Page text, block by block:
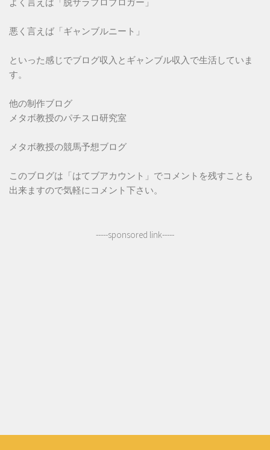
悪く言えば「ギャンブルニート」
といった感じでブログ収入とギャンブル収入で生活していま
す。
他の制作ブログ
メタボ教授のパチスロ研究室
メタボ教授の競馬予想ブログ
このブログは「はてブアカウント」でコメントを残すことも
出来ますので気軽にコメント下さい。
-----sponsored link-----